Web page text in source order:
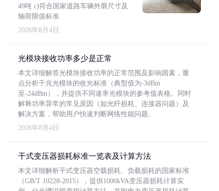
49吨 c)符合国家道路车辆外廓尺寸及
轴荷限值标准
2026年8月4日
光模块接收功率多少是正常
本文详细解答光模块接收功率的正常范围及影响因素，重
点分析千兆光模块的收光标准（典型值为-3dBm
至-24dBm），并提供不同速率光模块的参考值表格。同时
解释功率异常的常见原因（如光纤损耗、连接器问题）及
解决方案，帮助用户快速判断网络性能问题。
2026年8月4日
干式变压器损耗标准一览表及计算方法
本文详细解析干式变压器空载损耗、负载损耗的国家标准
（GB/T 10228-2015），提供1000kVA变压器损耗计算实